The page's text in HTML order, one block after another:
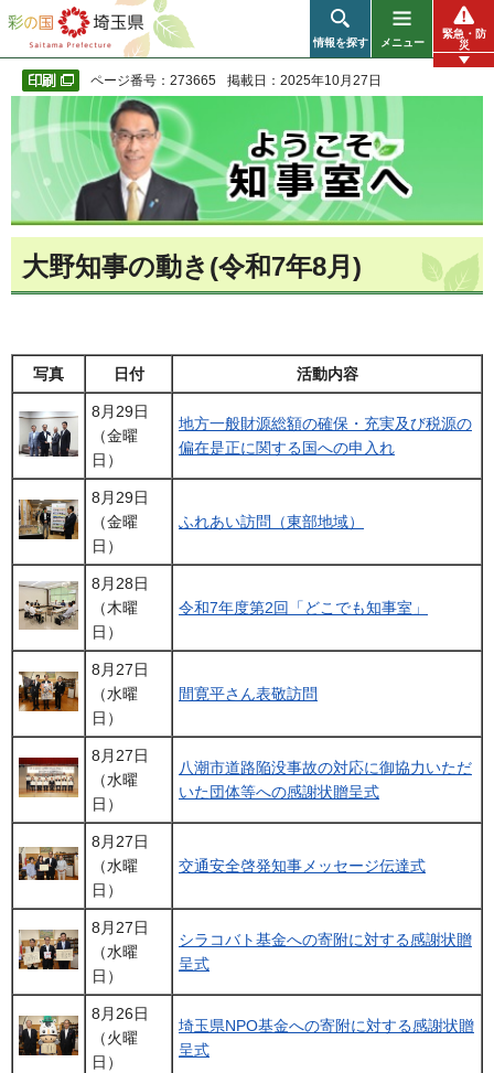
彩の国 埼玉県
情報を探す メニュー
緊急・防
災
ページ番号：273665 掲載日：2025年10月27日
大野知事の動き(令和7年8月)
写真 日付 活動内容
8月29日
（金曜
日）
地方一般財源総額の確保・充実及び税源の
偏在是正に関する国への申入れ
8月29日
（金曜
日）
ふれあい訪問（東部地域）
8月28日
（木曜
日）
令和7年度第2回「どこでも知事室」
8月27日
（水曜
日）
間寛平さん表敬訪問
8月27日
（水曜
日）
八潮市道路陥没事故の対応に御協力いただ
いた団体等への感謝状贈呈式
8月27日
（水曜
日）
交通安全啓発知事メッセージ伝達式
8月27日
（水曜
日）
シラコバト基金への寄附に対する感謝状贈
呈式
8月26日
（火曜
日）
埼玉県NPO基金への寄附に対する感謝状贈
呈式